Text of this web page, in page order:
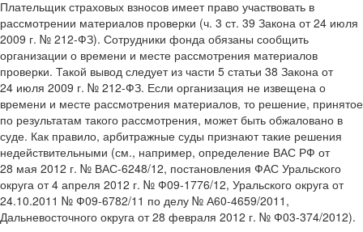
Плательщик страховых взносов имеет право участвовать в
рассмотрении материалов проверки (ч. 3 ст. 39 Закона от 24 июля
2009 г. № 212-ФЗ). Сотрудники фонда обязаны сообщить
организации о времени и месте рассмотрения материалов
проверки. Такой вывод следует из части 5 статьи 38 Закона от
24 июля 2009 г. № 212-ФЗ. Если организация не извещена о
времени и месте рассмотрения материалов, то решение, принятое
по результатам такого рассмотрения, может быть обжаловано в
суде. Как правило, арбитражные суды признают такие решения
недействительными (см., например, определение ВАС РФ от
28 мая 2012 г. № ВАС-6248/12, постановления ФАС Уральского
округа от 4 апреля 2012 г. № Ф09-1776/12, Уральского округа от
24.10.2011 № Ф09-6782/11 по делу № А60-4659/2011,
Дальневосточного округа от 28 февраля 2012 г. № Ф03-374/2012).